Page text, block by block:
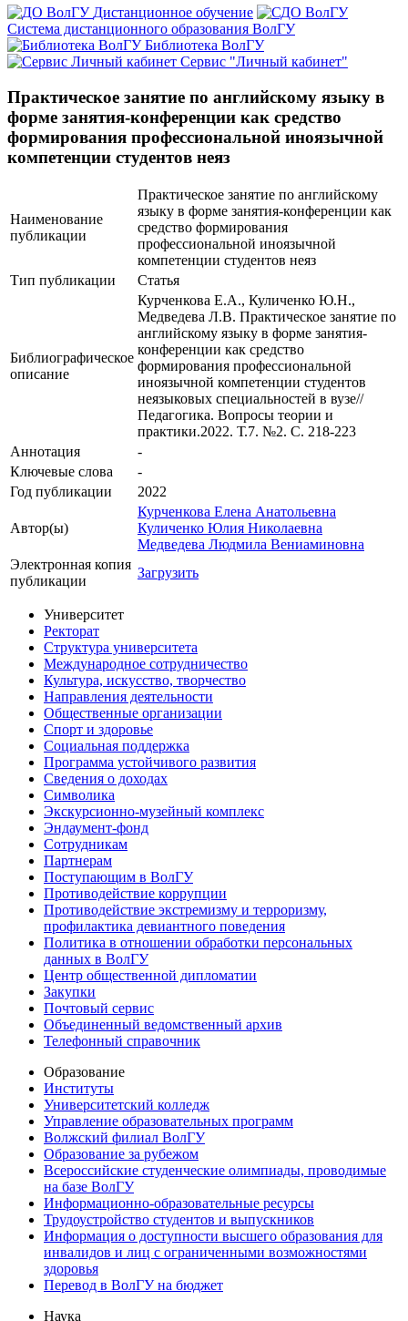
Дистанционное обучение
Система дистанционного образования ВолГУ
Библиотека ВолГУ
Сервис "Личный кабинет"
Практическое занятие по английскому языку в
форме занятия-конференции как средство
формирования профессиональной иноязычной
компетенции студентов неяз
Наименование
публикации
Практическое занятие по английскому
языку в форме занятия-конференции как
средство формирования
профессиональной иноязычной
компетенции студентов неяз
Тип публикации
Статья
Библиографическое
описание
Курченкова Е.А., Куличенко Ю.Н.,
Медведева Л.В. Практическое занятие по
английскому языку в форме занятия-
конференции как средство
формирования профессиональной
иноязычной компетенции студентов
неязыковых специальностей в вузе//
Педагогика. Вопросы теории и
практики.2022. Т.7. №2. С. 218-223
Аннотация
-
Ключевые cлова
-
Год публикации
2022
Автор(ы)
Курченкова Елена Анатольевна
Куличенко Юлия Николаевна
Медведева Людмила Вениаминовна
Электронная копия
публикации
Загрузить
Университет
Ректорат
Структура университета
Международное сотрудничество
Культура, искусство, творчество
Направления деятельности
Общественные организации
Спорт и здоровье
Социальная поддержка
Программа устойчивого развития
Сведения о доходах
Символика
Экскурсионно-музейный комплекс
Эндаумент-фонд
Сотрудникам
Партнерам
Поступающим в ВолГУ
Противодействие коррупции
Противодействие экстремизму и терроризму,
профилактика девиантного поведения
Политика в отношении обработки персональных
данных в ВолГУ
Центр общественной дипломатии
Закупки
Почтовый сервис
Объединенный ведомственный архив
Телефонный справочник
Образование
Институты
Университетский колледж
Управление образовательных программ
Волжский филиал ВолГУ
Образование за рубежом
Всероссийские студенческие олимпиады, проводимые
на базе ВолГУ
Информационно-образовательные ресурсы
Трудоустройство студентов и выпускников
Информация о доступности высшего образования для
инвалидов и лиц с ограниченными возможностями
здоровья
Перевод в ВолГУ на бюджет
Наука